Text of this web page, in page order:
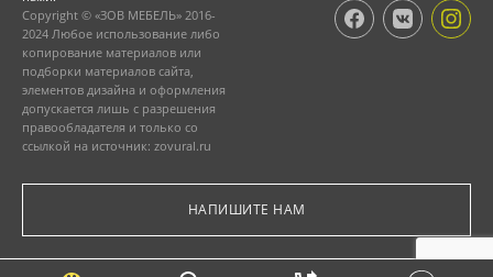
Copyright © «ЗОВ МЕБЕЛЬ» 2016-
2024 Любое использование либо
копирование материалов или
подборки материалов сайта,
элементов дизайна и оформления
допускается лишь с разрешения
правообладателя и только со
ссылкой на источник: zovural.ru
НАПИШИТЕ НАМ